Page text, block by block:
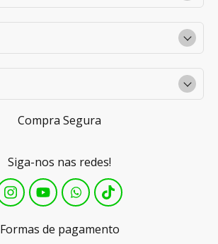
Compra Segura
Siga-nos nas redes!
Formas de pagamento